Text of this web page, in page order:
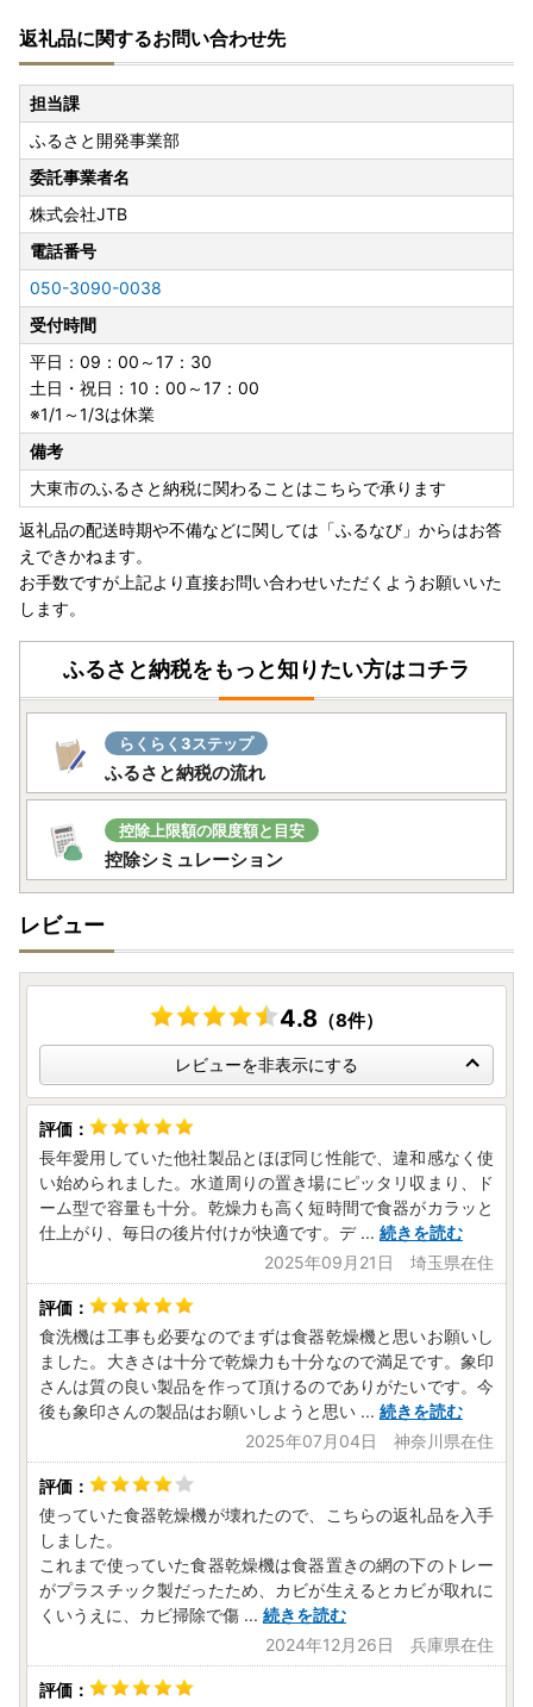
返礼品に関するお問い合わせ先
担当課
ふるさと開発事業部
委託事業者名
株式会社JTB
電話番号
050-3090-0038
受付時間
平日：09：00～17：30
土日・祝日：10：00～17：00
※1/1～1/3は休業
備考
大東市のふるさと納税に関わることはこちらで承ります
返礼品の配送時期や不備などに関しては「ふるなび」からはお答
えできかねます。
お手数ですが上記より直接お問い合わせいただくようお願いいた
します。
ふるさと納税をもっと知りたい方はコチラ
らくらく3ステップ
ふるさと納税の流れ
控除上限額の限度額と目安
控除シミュレーション
レビュー
4.8 （8件）
レビューを非表示にする
長年愛用していた他社製品とほぼ同じ性能で、違和感なく使
い始められました。水道周りの置き場にピッタリ収まり、ド
ーム型で容量も十分。乾燥力も高く短時間で食器がカラッと
仕上がり、毎日の後片付けが快適です。デ ... 続きを読む
2025年09月21日 埼玉県在住
食洗機は工事も必要なのでまずは食器乾燥機と思いお願いし
ました。大きさは十分で乾燥力も十分なので満足です。象印
さんは質の良い製品を作って頂けるのでありがたいです。今
後も象印さんの製品はお願いしようと思い ... 続きを読む
2025年07月04日 神奈川県在住
使っていた食器乾燥機が壊れたので、こちらの返礼品を入手
しました。
これまで使っていた食器乾燥機は食器置きの網の下のトレー
がプラスチック製だったため、カビが生えるとカビが取れに
くいうえに、カビ掃除で傷 ... 続きを読む
2024年12月26日 兵庫県在住